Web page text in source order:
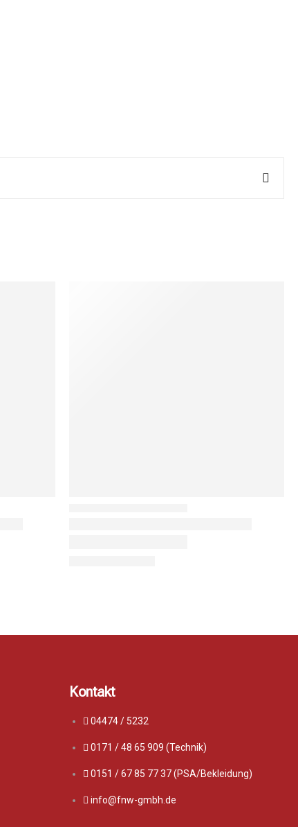
Kontakt
04474 / 5232
0171 / 48 65 909 (Technik)
0151 / 67 85 77 37 (PSA/Bekleidung)
info@fnw-gmbh.de